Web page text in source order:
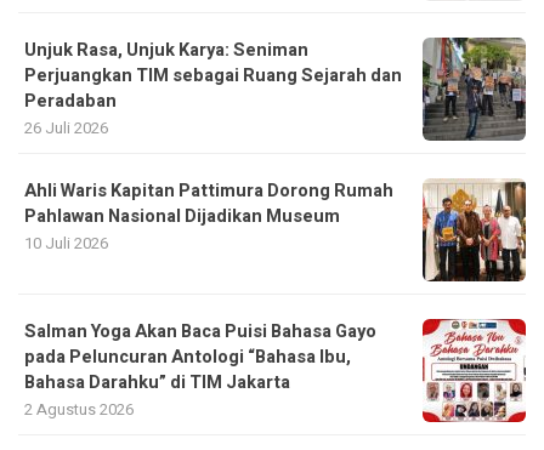
Unjuk Rasa, Unjuk Karya: Seniman
Perjuangkan TIM sebagai Ruang Sejarah dan
Peradaban
26 Juli 2026
Ahli Waris Kapitan Pattimura Dorong Rumah
Pahlawan Nasional Dijadikan Museum
10 Juli 2026
Salman Yoga Akan Baca Puisi Bahasa Gayo
pada Peluncuran Antologi “Bahasa Ibu,
Bahasa Darahku” di TIM Jakarta
2 Agustus 2026